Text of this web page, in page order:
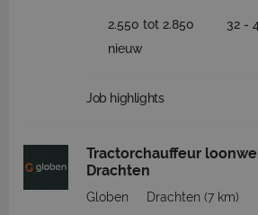
2.550 tot 2.850 32 -
nieuw
Job highlights
Tractorchauffeur
Drachten
Globen Drachten (7 km)